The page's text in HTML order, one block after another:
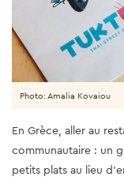
Photo: Amalia Kovaiou
En Grèce, aller au
communautaire : un
petits plats au lieu